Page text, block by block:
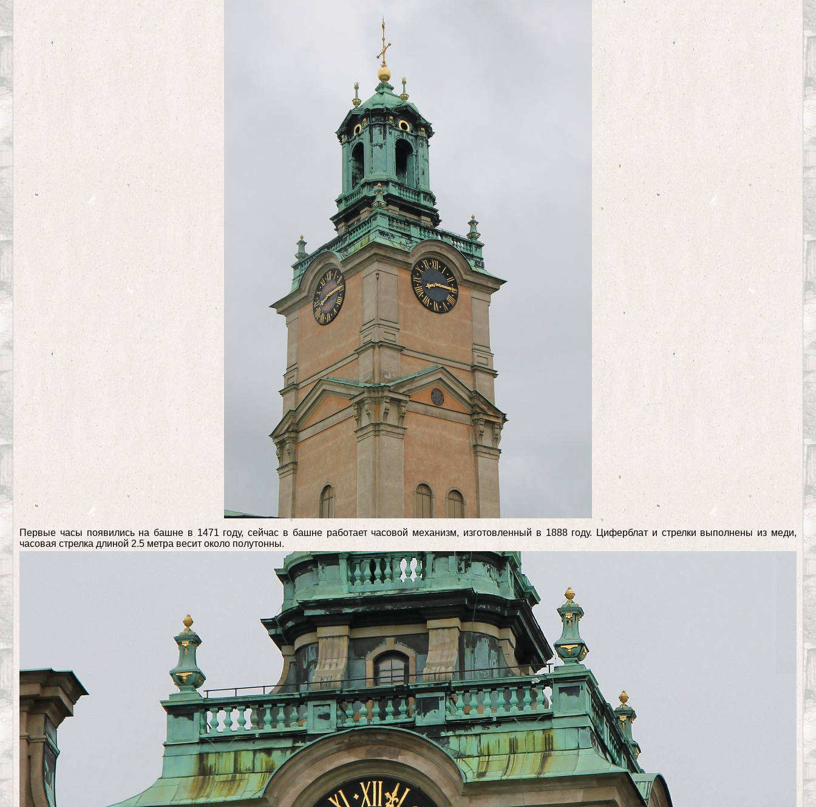
Первые часы появились на башне в 1471 году, сейчас в башне работает часовой механизм, изготовленный в 1888 году. Циферблат и стрелки выполнены из меди,
часовая стрелка длиной 2.5 метра весит около полутонны.